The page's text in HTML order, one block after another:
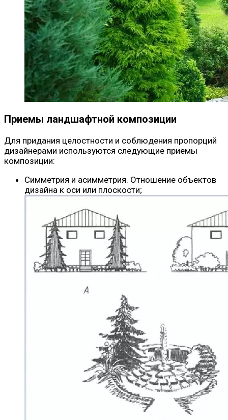
Приемы ландшафтной композиции
Для придания целостности и соблюдения пропорций
дизайнерами используются следующие приемы
композиции:
Симметрия и асимметрия. Отношение объектов
дизайна к оси или плоскости;